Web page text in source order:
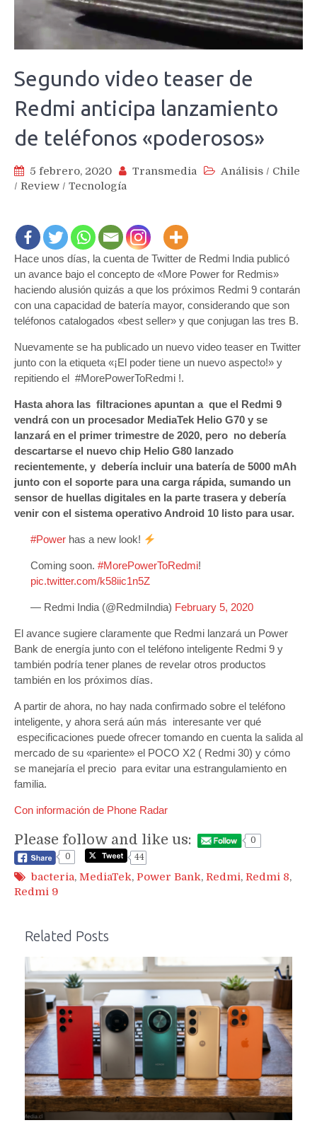
Segundo video teaser de
Redmi anticipa lanzamiento
de teléfonos «poderosos»
5 febrero, 2020 Transmedia Análisis / Chile
/ Review / Tecnología
Hace unos días, la cuenta de Twitter de Redmi India publicó
un avance bajo el concepto de «More Power for Redmis»
haciendo alusión quizás a que los próximos Redmi 9 contarán
con una capacidad de batería mayor, considerando que son
teléfonos catalogados «best seller» y que conjugan las tres B.
Nuevamente se ha publicado un nuevo video teaser en Twitter
junto con la etiqueta «¡El poder tiene un nuevo aspecto!» y
repitiendo el #MorePowerToRedmi !.
Hasta ahora las filtraciones apuntan a que el Redmi 9
vendrá con un procesador MediaTek Helio G70 y se
lanzará en el primer trimestre de 2020, pero no debería
descartarse el nuevo chip Helio G80 lanzado
recientemente, y debería incluir una batería de 5000 mAh
junto con el soporte para una carga rápida, sumando un
sensor de huellas digitales en la parte trasera y debería
venir con el sistema operativo Android 10 listo para usar.
#Powerhas a new look!
Coming soon. #MorePowerToRedmi!
pic.twitter.com/k58iic1n5Z
— Redmi India (@RedmiIndia) February 5, 2020
El avance sugiere claramente que Redmi lanzará un Power
Bank de energía junto con el teléfono inteligente Redmi 9 y
también podría tener planes de revelar otros productos
también en los próximos días.
A partir de ahora, no hay nada confirmado sobre el teléfono
inteligente, y ahora será aún más interesante ver qué
especificaciones puede ofrecer tomando en cuenta la salida al
mercado de su «pariente» el POCO X2 ( Redmi 30) y cómo
se manejaría el precio para evitar una estrangulamiento en
familia.
Con información de Phone Radar
Please follow and like us:
0
0
44
bacteria, MediaTek, Power Bank, Redmi, Redmi 8,
Redmi 9
Related Posts